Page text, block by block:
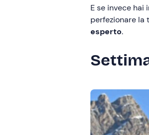
E se invece
perfezionare la
esperto.